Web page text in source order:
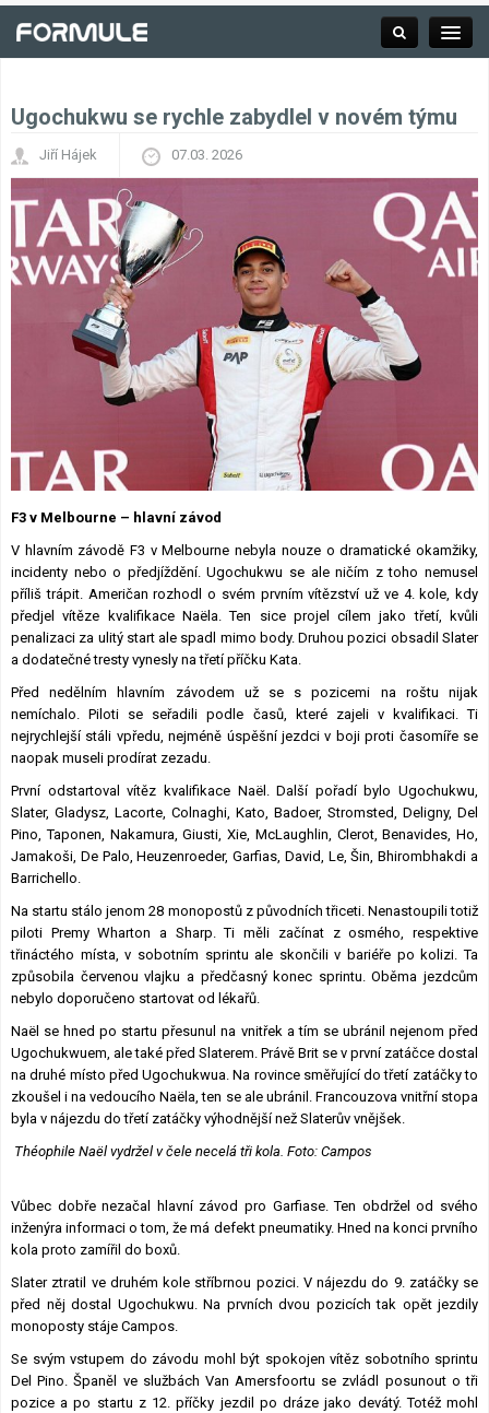
Závodní série
Kalendář F1
Výsledky F1
Okruhy F1
Ugochukwu se rychle zabydlel v novém týmu
Jiří Hájek 07.03. 2026
F3 v Melbourne – hlavní závod
V hlavním závodě F3 v Melbourne nebyla nouze o dramatické okamžiky,
incidenty nebo o předjíždění. Ugochukwu se ale ničím z toho nemusel
příliš trápit. Američan rozhodl o svém prvním vítězství už ve 4. kole, kdy
předjel vítěze kvalifikace Naëla. Ten sice projel cílem jako třetí, kvůli
penalizaci za ulitý start ale spadl mimo body. Druhou pozici obsadil Slater
a dodatečné tresty vynesly na třetí příčku Kata.
Před nedělním hlavním závodem už se s pozicemi na roštu nijak
nemíchalo. Piloti se seřadili podle časů, které zajeli v kvalifikaci. Ti
nejrychlejší stáli vpředu, nejméně úspěšní jezdci v boji proti časomíře se
naopak museli prodírat zezadu.
První odstartoval vítěz kvalifikace Naël. Další pořadí bylo Ugochukwu,
Slater, Gladysz, Lacorte, Colnaghi, Kato, Badoer, Stromsted, Deligny, Del
Pino, Taponen, Nakamura, Giusti, Xie, McLaughlin, Clerot, Benavides, Ho,
Jamakoši, De Palo, Heuzenroeder, Garfias, David, Le, Šin, Bhirombhakdi a
Barrichello.
Na startu stálo jenom 28 monopostů z původních třiceti. Nenastoupili totiž
piloti Premy Wharton a Sharp. Ti měli začínat z osmého, respektive
třináctého místa, v sobotním sprintu ale skončili v bariéře po kolizi. Ta
způsobila červenou vlajku a předčasný konec sprintu. Oběma jezdcům
nebylo doporučeno startovat od lékařů.
Naël se hned po startu přesunul na vnitřek a tím se ubránil nejenom před
Ugochukwuem, ale také před Slaterem. Právě Brit se v první zatáčce dostal
na druhé místo před Ugochukwua. Na rovince směřující do třetí zatáčky to
zkoušel i na vedoucího Naëla, ten se ale ubránil. Francouzova vnitřní stopa
byla v nájezdu do třetí zatáčky výhodnější než Slaterův vnějšek.
Théophile Naël vydržel v čele necelá tři kola. Foto: Campos
Vůbec dobře nezačal hlavní závod pro Garfiase. Ten obdržel od svého
inženýra informaci o tom, že má defekt pneumatiky. Hned na konci prvního
kola proto zamířil do boxů.
Slater ztratil ve druhém kole stříbrnou pozici. V nájezdu do 9. zatáčky se
před něj dostal Ugochukwu. Na prvních dvou pozicích tak opět jezdily
monoposty stáje Campos.
Se svým vstupem do závodu mohl být spokojen vítěz sobotního sprintu
Del Pino. Španěl ve službách Van Amersfoortu se zvládl posunout o tři
pozice a po startu z 12. příčky jezdil po dráze jako devátý. Totéž mohl